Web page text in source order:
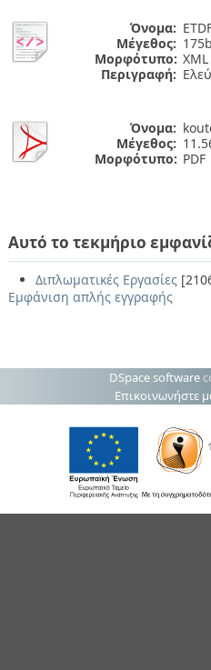
Όνομα:
Μέγεθος:
Μορφότυπο: XML
Περιγραφή:
Όνομα:
Μέγεθος:
Μορφότυπο: PDF
Αυτό το τεκμήριο
Διπλωματικές Εργασίες
Εμφάνιση απλής εγγραφής
DSpace software
Επικοινωνήστε